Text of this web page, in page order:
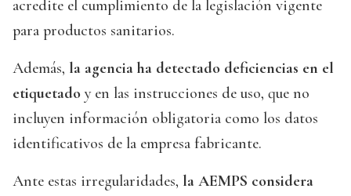
acredite el cumplimiento de la legislación vigente
para productos sanitarios.
Además, la agencia ha detectado deficiencias en el
etiquetado y en las instrucciones de uso, que no
incluyen información obligatoria como los datos
identificativos de la empresa fabricante.
Ante estas irregularidades, la AEMPS considera